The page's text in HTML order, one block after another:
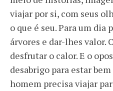
viajar por si, com seus
o que é seu. Para um dia
árvores e dar-lhes valor.
desfrutar o calor. E o
desabrigo para estar
homem precisa viajar